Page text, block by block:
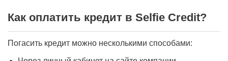
Как оплатить кредит в Selfie Credit?
Погасить кредит можно несколькими способами: